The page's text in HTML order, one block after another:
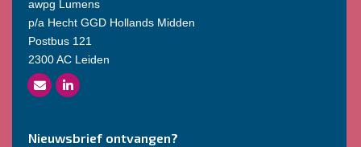
awpg Lumens
p/a Hecht GGD Hollands Midden
Postbus 121
2300 AC Leiden
Nieuwsbrief ontvangen?